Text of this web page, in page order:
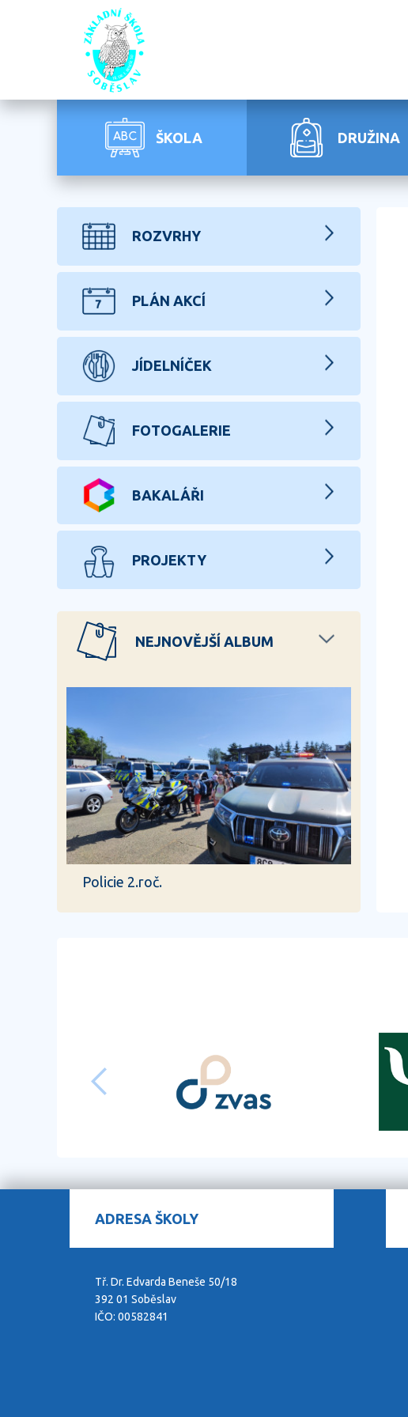
ŠKOLA DRUŽINA
ROZVRHY
PLÁN AKCÍ
JÍDELNÍČEK
FOTOGALERIE
BAKALÁŘI
PROJEKTY
NEJNOVĚJŠÍ ALBUM
Policie 2.roč.
ADRESA ŠKOLY
Tř. Dr. Edvarda Beneše 50/18
392 01 Soběslav
IČO: 00582841